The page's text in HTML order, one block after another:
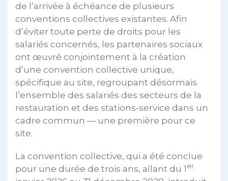
de l’arrivée à échéance de plusieurs
conventions collectives existantes. Afin
d’éviter toute perte de droits pour les
salariés concernés, les partenaires sociaux
ont œuvré conjointement à la création
d’une convention collective unique,
spécifique au site, regroupant désormais
l’ensemble des salariés des secteurs de la
restauration et des stations-service dans un
cadre commun — une première pour ce
site.
La convention collective, qui a été conclue
pour une durée de trois ans, allant du 1 er